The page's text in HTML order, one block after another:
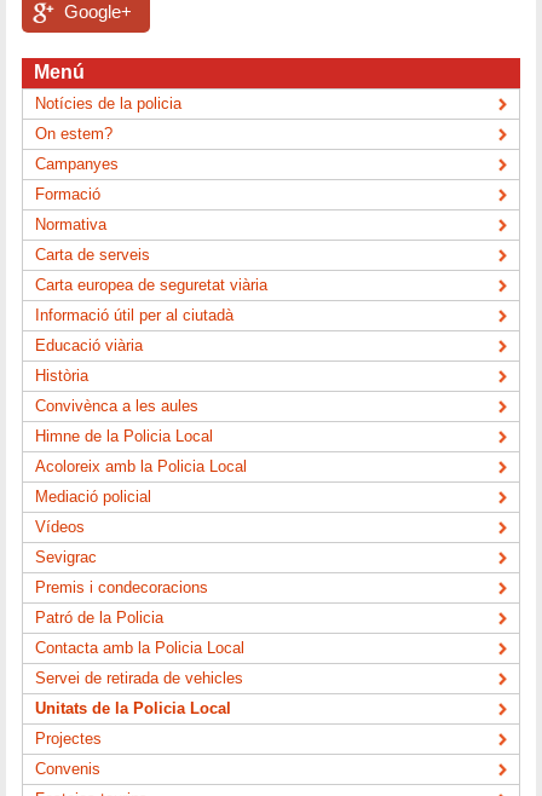
Google+
Menú
Notícies de la policia
On estem?
Campanyes
Formació
Normativa
Carta de serveis
Carta europea de seguretat viària
Informació útil per al ciutadà
Educació viària
Història
Convivènca a les aules
Himne de la Policia Local
Acoloreix amb la Policia Local
Mediació policial
Vídeos
Sevigrac
Premis i condecoracions
Patró de la Policia
Contacta amb la Policia Local
Servei de retirada de vehicles
Unitats de la Policia Local
Projectes
Convenis